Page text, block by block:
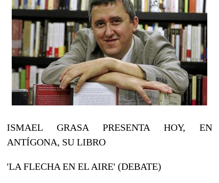
ISMAEL GRASA PRESENTA HOY, EN
ANTÍGONA, SU LIBRO
'LA FLECHA EN EL AIRE' (DEBATE)